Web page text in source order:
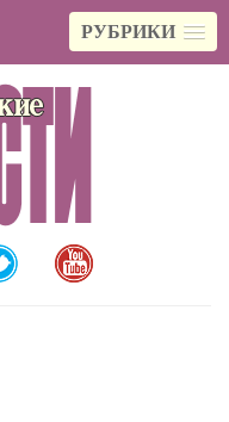
РУБРИКИ